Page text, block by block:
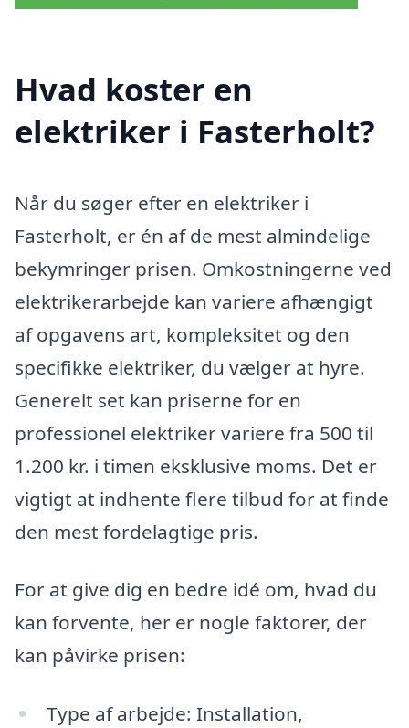
Hvad koster en
elektriker i Fasterholt?
Når du søger efter en elektriker i
Fasterholt, er én af de mest almindelige
bekymringer prisen. Omkostningerne ved
elektrikerarbejde kan variere afhængigt
af opgavens art, kompleksitet og den
specifikke elektriker, du vælger at hyre.
Generelt set kan priserne for en
professionel elektriker variere fra 500 til
1.200 kr. i timen eksklusive moms. Det er
vigtigt at indhente flere tilbud for at finde
den mest fordelagtige pris.
For at give dig en bedre idé om, hvad du
kan forvente, her er nogle faktorer, der
kan påvirke prisen:
Type af arbejde: Installation,